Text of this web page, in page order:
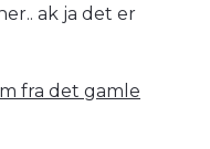
ak ja det er
fra det gamle